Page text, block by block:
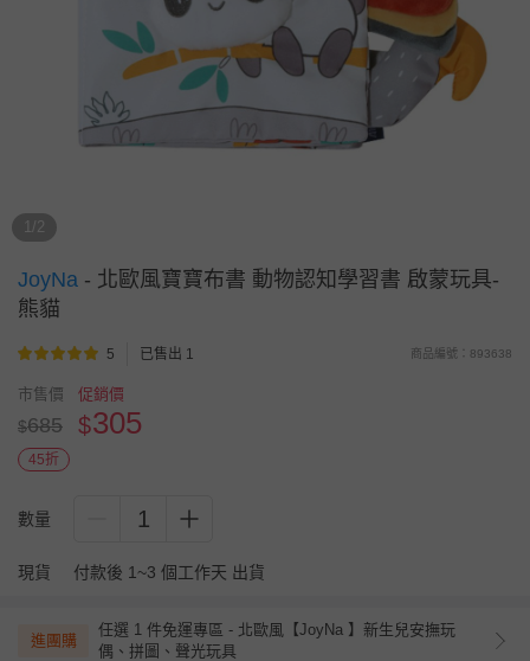
1/2
JoyNa - 北歐風寶寶布書 動物認知學習書 啟蒙玩具-
熊貓
5 已售出 1 商品編號：893638
市售價
$685
促銷價
$305
45折
數量 1
現貨 付款後 1~3 個工作天 出貨
進團購
任選 1 件免運專區 - 北歐風【JoyNa 】新生兒安撫玩
偶、拼圖、聲光玩具